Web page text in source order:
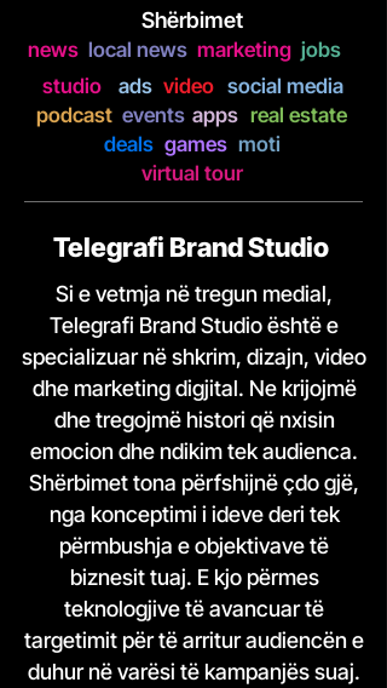
Shërbimet
news local news marketing jobs
studio
ads video social media
podcast events apps real estate
deals games moti
virtual tour
Telegrafi Brand Studio
Si e vetmja në tregun medial,
Telegrafi Brand Studio është e
specializuar në shkrim, dizajn, video
dhe marketing digjital. Ne krijojmë
dhe tregojmë histori që nxisin
emocion dhe ndikim tek audienca.
Shërbimet tona përfshijnë çdo gjë,
nga konceptimi i ideve deri tek
përmbushja e objektivave të
biznesit tuaj. E kjo përmes
teknologjive të avancuar të
targetimit për të arritur audiencën e
duhur në varësi të kampanjës suaj.